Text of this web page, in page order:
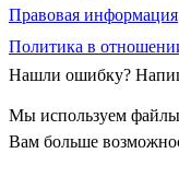
Правовая информация
Политика в
Нашли ошибку?
Мы используем файлы
Вам больше